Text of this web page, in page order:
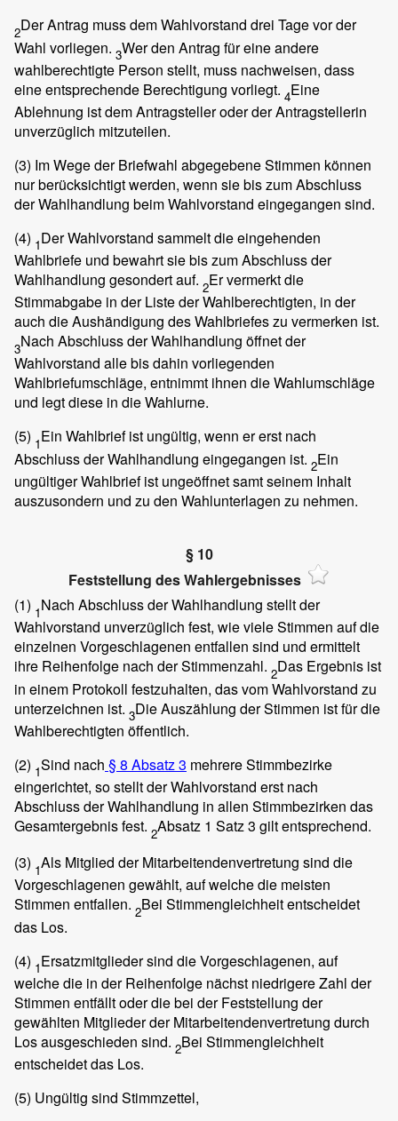
2Der Antrag muss dem Wahlvorstand drei Tage vor der
Wahl vorliegen. 3Wer den Antrag für eine andere
wahlberechtigte Person stellt, muss nachweisen, dass
eine entsprechende Berechtigung vorliegt. 4Eine
Ablehnung ist dem Antragsteller oder der Antragstellerin
unverzüglich mitzuteilen.
(3) Im Wege der Briefwahl abgegebene Stimmen können
nur berücksichtigt werden, wenn sie bis zum Abschluss
der Wahlhandlung beim Wahlvorstand eingegangen sind.
(4) 1Der Wahlvorstand sammelt die eingehenden
Wahlbriefe und bewahrt sie bis zum Abschluss der
Wahlhandlung gesondert auf. 2Er vermerkt die
Stimmabgabe in der Liste der Wahlberechtigten, in der
auch die Aushändigung des Wahlbriefes zu vermerken ist.
3Nach Abschluss der Wahlhandlung öffnet der
Wahlvorstand alle bis dahin vorliegenden
Wahlbriefumschläge, entnimmt ihnen die Wahlumschläge
und legt diese in die Wahlurne.
(5) 1Ein Wahlbrief ist ungültig, wenn er erst nach
Abschluss der Wahlhandlung eingegangen ist. 2Ein
ungültiger Wahlbrief ist ungeöffnet samt seinem Inhalt
auszusondern und zu den Wahlunterlagen zu nehmen.
§ 10
Feststellung des Wahlergebnisses
(1) 1Nach Abschluss der Wahlhandlung stellt der
Wahlvorstand unverzüglich fest, wie viele Stimmen auf die
einzelnen Vorgeschlagenen entfallen sind und ermittelt
ihre Reihenfolge nach der Stimmenzahl. 2Das Ergebnis ist
in einem Protokoll festzuhalten, das vom Wahlvorstand zu
unterzeichnen ist. 3Die Auszählung der Stimmen ist für die
Wahlberechtigten öffentlich.
(2) 1Sind nach § 8 Absatz 3 mehrere Stimmbezirke
eingerichtet, so stellt der Wahlvorstand erst nach
Abschluss der Wahlhandlung in allen Stimmbezirken das
Gesamtergebnis fest. 2Absatz 1 Satz 3 gilt entsprechend.
(3) 1Als Mitglied der Mitarbeitendenvertretung sind die
Vorgeschlagenen gewählt, auf welche die meisten
Stimmen entfallen. 2Bei Stimmengleichheit entscheidet
das Los.
(4) 1Ersatzmitglieder sind die Vorgeschlagenen, auf
welche die in der Reihenfolge nächst niedrigere Zahl der
Stimmen entfällt oder die bei der Feststellung der
gewählten Mitglieder der Mitarbeitendenvertretung durch
Los ausgeschieden sind. 2Bei Stimmengleichheit
entscheidet das Los.
(5) Ungültig sind Stimmzettel,